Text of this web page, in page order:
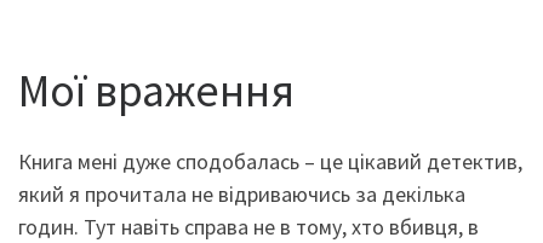
Мої враження
Книга мені дуже сподобалась – це цікавий детектив,
який я прочитала не відриваючись за декілька
годин. Тут навіть справа не в тому, хто вбивця, в